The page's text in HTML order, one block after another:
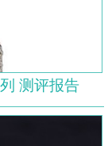
测评报告